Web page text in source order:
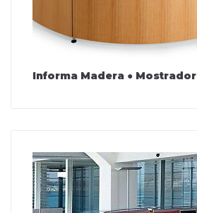
Informa Madera ● Mostrador